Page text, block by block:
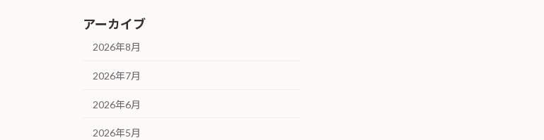
アーカイブ
2026年8月
2026年7月
2026年6月
2026年5月